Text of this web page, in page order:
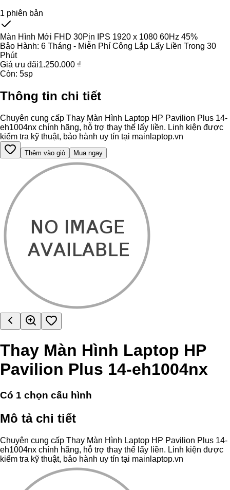
1 phiên bản
Màn Hình Mới FHD 30Pin IPS 1920 x 1080 60Hz 45%
Bảo Hành: 6 Tháng - Miễn Phí Công Lắp Lấy Liền Trong 30
Phút
Giá ưu đãi1.250.000 ₫
Còn: 5sp
Thông tin chi tiết
Chuyên cung cấp Thay Màn Hình Laptop HP Pavilion Plus 14-
eh1004nx chính hãng, hỗ trợ thay thế lấy liền. Linh kiện được
kiểm tra kỹ thuật, bảo hành uy tín tại mainlaptop.vn
Thêm vào giỏ Mua ngay
Thay Màn Hình Laptop HP
Pavilion Plus 14-eh1004nx
Có 1 chọn cấu hình
Mô tả chi tiết
Chuyên cung cấp Thay Màn Hình Laptop HP Pavilion Plus 14-
eh1004nx chính hãng, hỗ trợ thay thế lấy liền. Linh kiện được
kiểm tra kỹ thuật, bảo hành uy tín tại mainlaptop.vn